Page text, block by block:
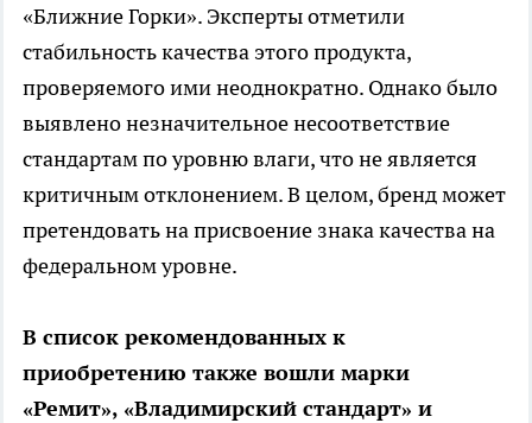
«Ближние Горки». Эксперты отметили
стабильность качества этого продукта,
проверяемого ими неоднократно. Однако было
выявлено незначительное несоответствие
стандартам по уровню влаги, что не является
критичным отклонением. В целом, бренд может
претендовать на присвоение знака качества на
федеральном уровне.
В список рекомендованных к
приобретению также вошли марки
«Ремит», «Владимирский стандарт» и